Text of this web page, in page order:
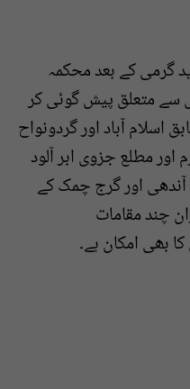
گرمی کے بعد محکمہ
سے متعلق پیش گوئی کر
آباد اور گردونواح
مطلع جزوی ابر آلود
آندھی اور گرج چمک کے
چند مقامات
بھی امکان ہے۔